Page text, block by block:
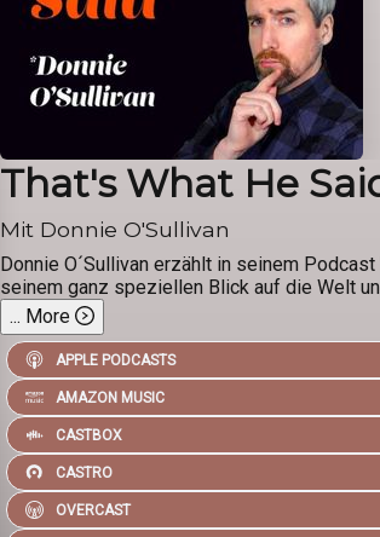
That's What He
Mit Donnie O'Sullivan
Donnie O´Sullivan erzählt in seinem
seinem ganz speziellen Blick auf die Welt
... More
APPLE PODCASTS
AMAZON MUSIC
CASTBOX
CASTRO
OVERCAST